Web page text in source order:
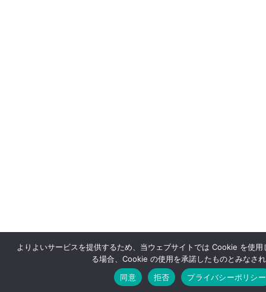
よりよいサービスを提供するため、当ウェブサイトでは Cookie を使
る場合、Cookie の使用を承諾したものとみなさ
同意
拒否 プライバシーポリシー